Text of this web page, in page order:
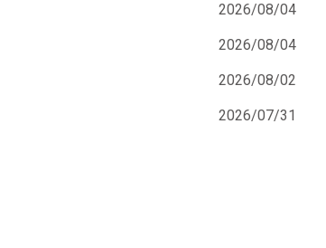
2026/08/04
2026/08/04
2026/08/02
2026/07/31